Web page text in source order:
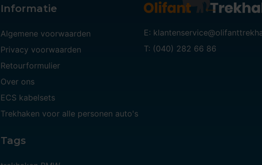
Informatie
Algemene voorwaarden
Privacy voorwaarden
Retourformulier
Over ons
ECS kabelsets
Trekhaken voor alle personen auto's
Tags
E:
T: (040) 282 66 86